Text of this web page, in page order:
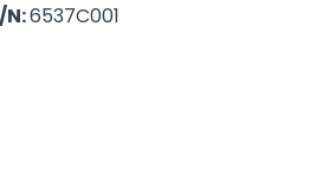
N: 6537C001